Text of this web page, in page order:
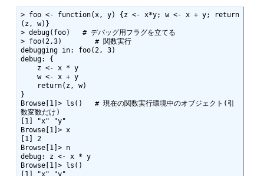
> foo <- function(x, y) {z <- x*y; w <- x + y; return
(z, w)}
> debug(foo)   # デバッグ用フラグを立てる
> foo(2,3)        # 関数実行
debugging in: foo(2, 3)
debug: {
}
Browse[1]> ls()   # 現在の関数実行環境中のオブジェクト(引
数変数だけ)
[1] "x" "y"
Browse[1]> x
[1] 2
Browse[1]> n
debug: z <- x * y
Browse[1]> ls()
[1] "x" "y"